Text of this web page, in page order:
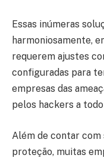
Essas inúmeras
harmoniosamente,
requerem ajustes
configuradas para
empresas das
pelos hackers a
Além de contar
proteção, muitas